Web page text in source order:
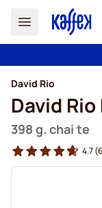
David Rio
David
398 g. chai te
4.7